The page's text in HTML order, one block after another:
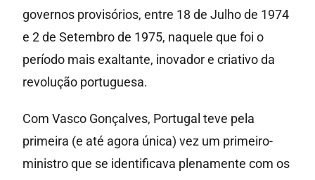
governos provisórios, entre 18 de Julho de 1974
e 2 de Setembro de 1975, naquele que foi o
período mais exaltante, inovador e criativo da
revolução portuguesa.
Com Vasco Gonçalves, Portugal teve pela
primeira (e até agora única) vez um primeiro-
ministro que se identificava plenamente com os